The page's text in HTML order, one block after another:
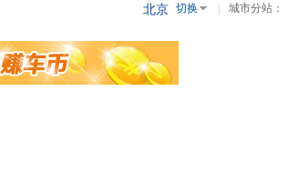
北京 切换 城市分站：